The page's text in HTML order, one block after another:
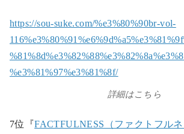
https://sou-suke.com/%e3%80%90br-vol-
%e3%81%97%e3%81%8f/
詳細はこちら
7位『FACTFULNESS（ファクトフル